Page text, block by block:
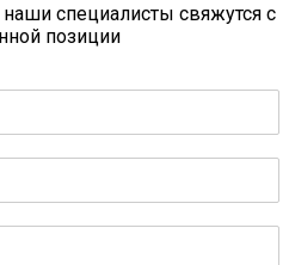
специалисты свяжутся с
позиции